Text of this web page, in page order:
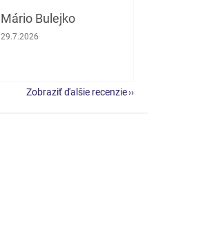
Mário Bulejko
Hodnotenie obchodu je 5 z 5 hviezdičiek.
29.7.2026
Zobraziť ďalšie recenzie